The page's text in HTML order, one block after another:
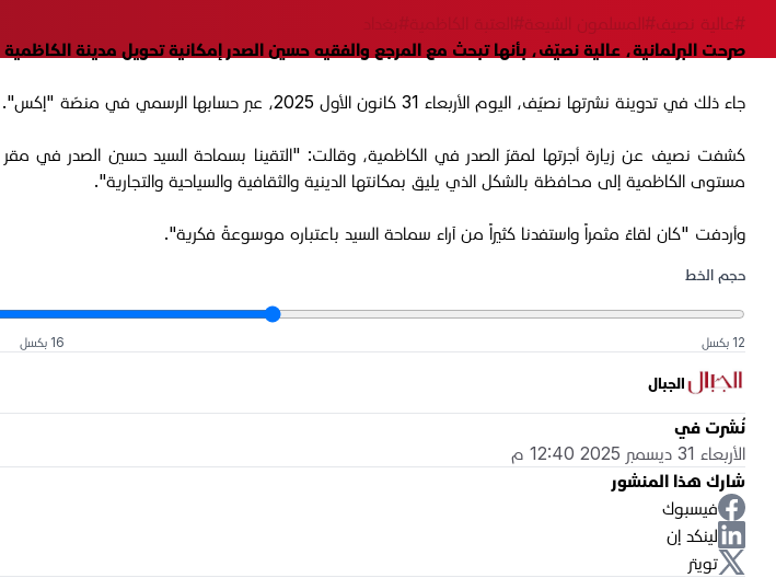
#عالية نصيف#المسلمون الشيعة#العتبة الكاظمية
صرحت البرلمانية، عالية نصيّف، بأنها تبحث مع المرجع والفقيه حسين الصدر إمكانية تحويل مدينة
جاء ذلك في تدوينة نشرتها نصيّف، اليوم الأربعاء 31 كانون الأول 2025، عبر حسابها الرسمي في منصّة "إكس".
كشفت نصيف عن زيارة أجرتها لمقرّ الصدر في الكاظمية، وقالت: "التقينا بسماحة السيد حسين الصدر في
مستوى الكاظمية إلى محافظة بالشكل الذي يليق بمكانتها الدينية والثقافية والسياحية والتجارية".
وأردفت "كان لقاءً مثمراً واستفدنا كثيراً من آراء سماحة السيد باعتباره موسوعةً فكرية".
حجم الخط
12 بكسل 16 بكسل
الجبال
نُشرت في
الأربعاء 31 ديسمبر 2025 12:40 م
شارك هذا المنشور
فيسبوك
لينكد إن
تويتر